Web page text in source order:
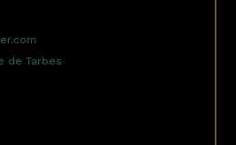
de Tarbes